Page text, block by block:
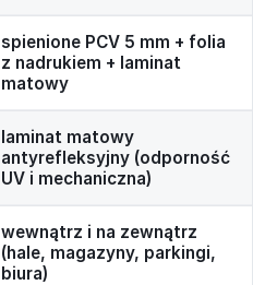
spienione PCV 5 mm + folia
z nadrukiem + laminat
matowy
laminat matowy
antyrefleksyjny (odporność
UV i mechaniczna)
wewnątrz i na zewnątrz
(hale, magazyny, parkingi,
biura)